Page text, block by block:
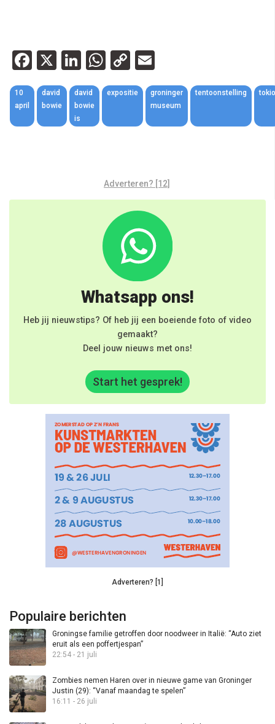
Facebook
X LinkedIn
WhatsApp
Copy
Link
10
april
david
bowie
david
bowie
is
expositie
groninger
museum
tentoonstelling tokio
Adverteren? [12]
Whatsapp ons!
Heb jij nieuwstips? Of heb jij een boeiende foto of video
gemaakt?
Deel jouw nieuws met ons!
Start het gesprek!
Adverteren? [1]
Populaire berichten
Groningse familie getroffen door noodweer in Italië: “Auto ziet
eruit als een poffertjespan”
22:54 - 21 juli
Zombies nemen Haren over in nieuwe game van Groninger
Justin (29): “Vanaf maandag te spelen”
16:11 - 26 juli